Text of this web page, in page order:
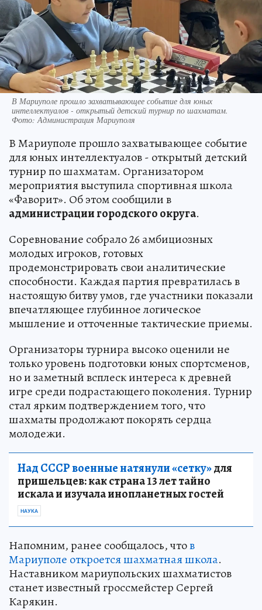
В Мариуполе прошло захватывающее событие для юных
интеллектуалов - открытый детский турнир по шахматам.
Фото: Администрация Мариуполя
В Мариуполе прошло захватывающее событие
для юных интеллектуалов - открытый детский
турнир по шахматам. Организатором
мероприятия выступила спортивная школа
«Фаворит». Об этом сообщили в
администрации городского округа.
Соревнование собрало 26 амбициозных
молодых игроков, готовых
продемонстрировать свои аналитические
способности. Каждая партия превратилась в
настоящую битву умов, где участники показали
впечатляющее глубинное логическое
мышление и отточенные тактические приемы.
Организаторы турнира высоко оценили не
только уровень подготовки юных спортсменов,
но и заметный всплеск интереса к древней
игре среди подрастающего поколения. Турнир
стал ярким подтверждением того, что
шахматы продолжают покорять сердца
молодежи.
Над СССР военные натянули «сетку»для
пришельцев: как страна 13 лет тайно
искала и изучала инопланетных гостей
НАУКА
Напомним, ранее сообщалось, чтов
Мариуполе откроется шахматная школа.
Наставником мариупольских шахматистов
станет известный гроссмейстер Сергей
Карякин.